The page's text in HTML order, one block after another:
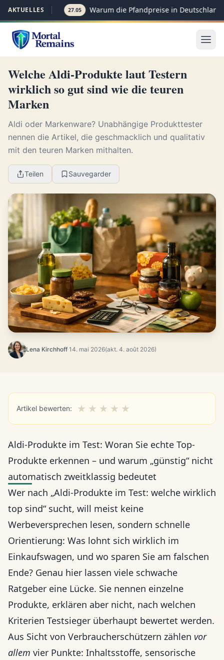
AKTUELLES 27.05 Warum die Pfandpreise in
Welche Aldi-Produkte laut Testern
wirklich so gut sind wie die teuren
Marken
Aldi oder Markenware? Unabhängige Produkttester
nennen die Artikel, die geschmacklich und qualitativ
mit den teuren Marken mithalten.
Teilen Sauvegarder
Lena Kirchhoff·14. mai 2026(akt. 4. août 2026)
Artikel bewerten: ★ ★ ★ ★ ★
Aldi-Produkte im Test: Woran Sie echte Top-
Produkte erkennen – und warum „günstig“ nicht
automatisch zweitklassig bedeutet
Wer nach „Aldi-Produkte im Test: welche wirklich
top sind“ sucht, will meist keine
Werbeversprechen lesen, sondern schnelle
Orientierung: Was lohnt sich wirklich im
Einkaufswagen, und wo sparen Sie am falschen
Ende? Genau hier lassen viele schwache
Ratgeber eine Lücke. Sie nennen einzelne
Produkte, erklären aber nicht, nach welchen
Kriterien Testsieger überhaupt bewertet werden.
Aus Sicht von Verbraucherschützern zählen vor
allem vier Punkte: Inhaltsstoffe, sensorische